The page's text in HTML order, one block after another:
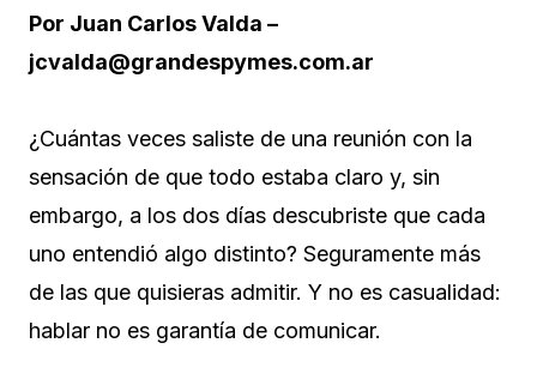
Por Juan Carlos Valda –
jcvalda@grandespymes.com.ar
¿Cuántas veces saliste de una reunión con la
sensación de que todo estaba claro y, sin
embargo, a los dos días descubriste que cada
uno entendió algo distinto? Seguramente más
de las que quisieras admitir. Y no es casualidad:
hablar no es garantía de comunicar.